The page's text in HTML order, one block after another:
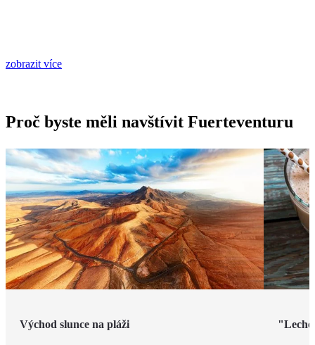
zobrazit více
Proč byste měli navštívit Fuerteventuru
Východ slunce na pláži